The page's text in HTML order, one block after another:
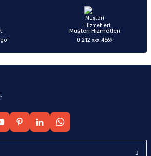
Müşteri Hizmetleri
0 212 xxx 4569